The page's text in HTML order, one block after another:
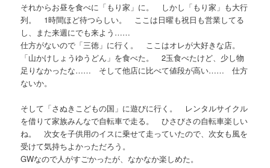
それからお昼を食べに「もり家」に。 しかし「もり家」も大行
列。 1時間ほど待つらしい。 ここは日曜も祝日も営業してる
し、また来週にでも来よう……
仕方がないので「三徳」に行く。 ここはオレが大好きな店。
「山かけしょうゆうどん」を食べた。 2玉食べたけど、少し物
足りなかったな…… そして他店に比べて値段が高い…… 仕方
ないか。
そして「さぬきこどもの国」に遊びに行く。 レンタルサイクル
を借りて家族みんなで自転車で走る。 ひさびさの自転車楽しい
ね。 次女を子供用のイスに乗せて走っていたので、次女も風を
受けて気持ちよかっただろう。
GWなので人がすごかったが、なかなか楽しめた。